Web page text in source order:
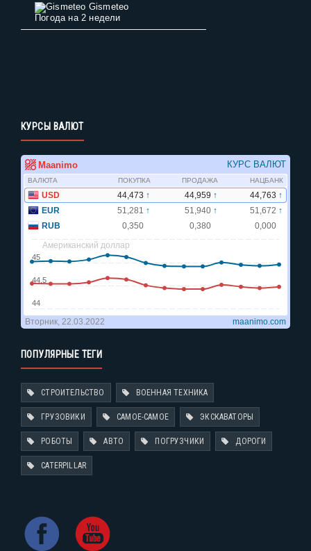
Gismeteo
Погода на 2 недели
КУРСЫ ВАЛЮТ
ПОПУЛЯРНЫЕ ТЕГИ
СТРОИТЕЛЬСТВО ВОЕННАЯ ТЕХНИКА
ГРУЗОВИКИ САМОЕ-САМОЕ ЭКСКАВАТОРЫ
РОБОТЫ АВТО ПОГРУЗЧИКИ ДОРОГИ
CATERPILLAR